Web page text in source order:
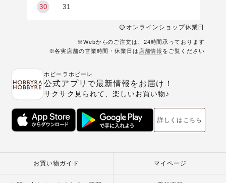
30 31
オンラインショップ休業日
※Webからのご注文は、24時間承っております
※各実店舗の営業時間・休業日は 店舗情報 をご覧ください
ホビーラホビーレ
公式アプリで最新情報をお届け！
サクサク見られて、楽しいお買い物♪
詳しくはこちら
お買い物ガイド マイページ